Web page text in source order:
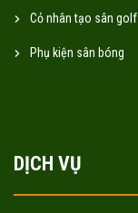
Cỏ nhân tạo sân golf
Phụ kiện sân bóng
DỊCH VỤ